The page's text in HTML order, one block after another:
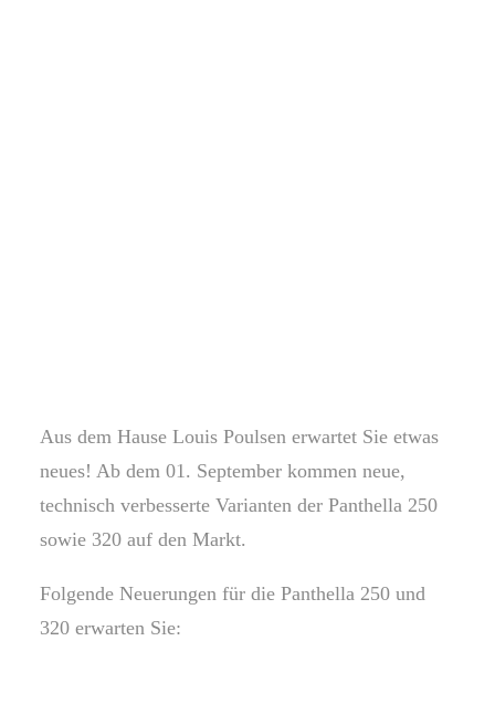
Aus dem Hause Louis Poulsen erwartet Sie etwas
neues! Ab dem 01. September kommen neue,
technisch verbesserte Varianten der Panthella 250
sowie 320 auf den Markt.
Folgende Neuerungen für die Panthella 250 und
320 erwarten Sie: